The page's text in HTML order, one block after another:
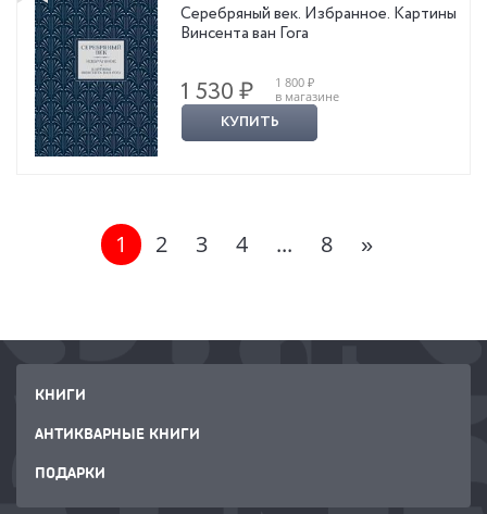
Серебряный век. Избранное. Картины
Винсента ван Гога
1 530 ₽
1 800 ₽
в магазине
КУПИТЬ
1 2 3 4 ... 8 »
КНИГИ
АНТИКВАРНЫЕ КНИГИ
ПОДАРКИ